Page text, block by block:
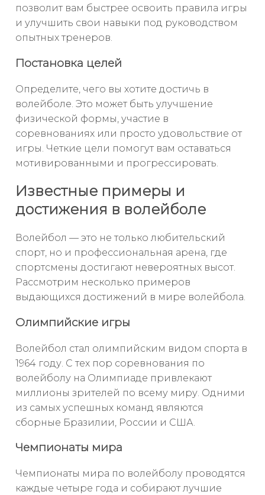
позволит вам быстрее освоить правила игры
и улучшить свои навыки под руководством
опытных тренеров.
Постановка целей
Определите, чего вы хотите достичь в
волейболе. Это может быть улучшение
физической формы, участие в
соревнованиях или просто удовольствие от
игры. Четкие цели помогут вам оставаться
мотивированными и прогрессировать.
Известные примеры и
достижения в волейболе
Волейбол — это не только любительский
спорт, но и профессиональная арена, где
спортсмены достигают невероятных высот.
Рассмотрим несколько примеров
выдающихся достижений в мире волейбола.
Олимпийские игры
Волейбол стал олимпийским видом спорта в
1964 году. С тех пор соревнования по
волейболу на Олимпиаде привлекают
миллионы зрителей по всему миру. Одними
из самых успешных команд являются
сборные Бразилии, России и США.
Чемпионаты мира
Чемпионаты мира по волейболу проводятся
каждые четыре года и собирают лучшие